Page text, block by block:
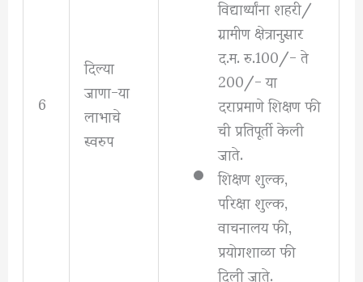
6
दिल्या
जाणा-या
लाभाचे
स्वरुप
ग्रामीण क्षेत्रानुसार
द.म. रु.100/- ते
200/- या
दराप्रमाणे शिक्षण फी
ची प्रतिपूर्ती केली
जाते.
शिक्षण शुल्क,
परिक्षा शुल्क,
वाचनालय फी,
प्रयोगशाळा फी